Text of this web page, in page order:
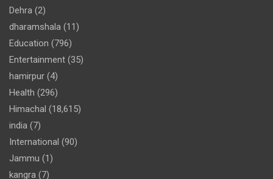
Dehra (2)
dharamshala (11)
Education (796)
Entertainment (35)
hamirpur (4)
Health (296)
Himachal (18,615)
india (7)
International (90)
Jammu (1)
kangra (7)